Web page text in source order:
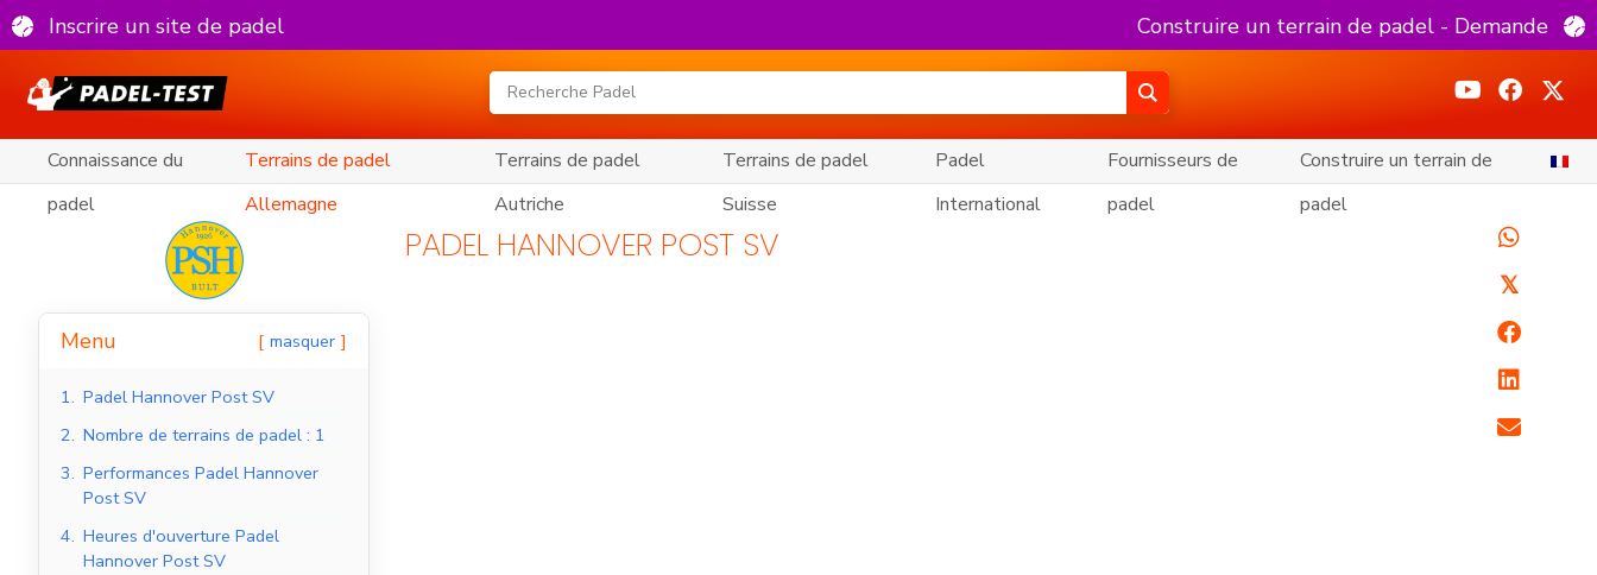
Inscrire un site de padel Construire un terrain de padel - Demande
Connaissance du
padel
Terrains de padel
Allemagne
Terrains de padel
Autriche
Terrains de padel
Suisse
Padel
International
Fournisseurs de
padel
Construire un terrain de
padel
Menu masquer
1. Padel Hannover Post SV
2. Nombre de terrains de padel : 1
3. Performances Padel Hannover
Post SV
4. Heures d'ouverture Padel
Hannover Post SV
PADEL HANNOVER POST SV
𝕏